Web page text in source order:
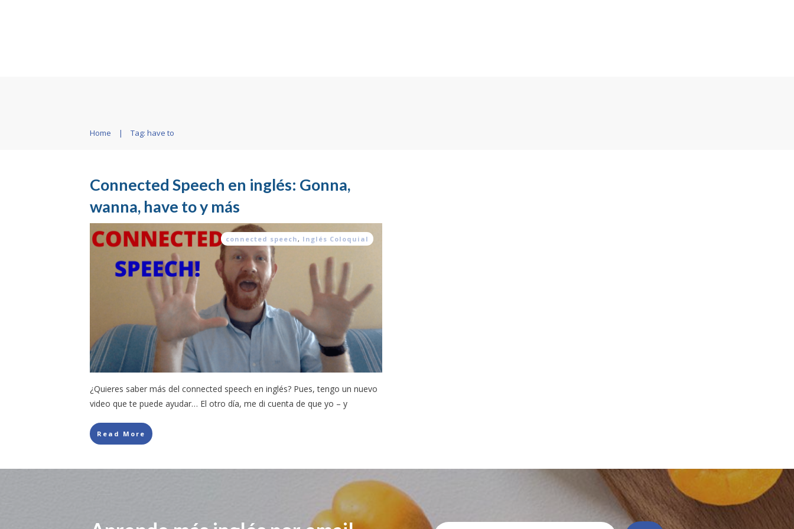
Home | Tag: have to
Connected Speech en inglés: Gonna,
wanna, have to y más
connected speech, Inglés Coloquial
¿Quieres saber más del connected speech en inglés? Pues, tengo un nuevo
video que te puede ayudar… El otro día, me di cuenta de que yo – y
Read More